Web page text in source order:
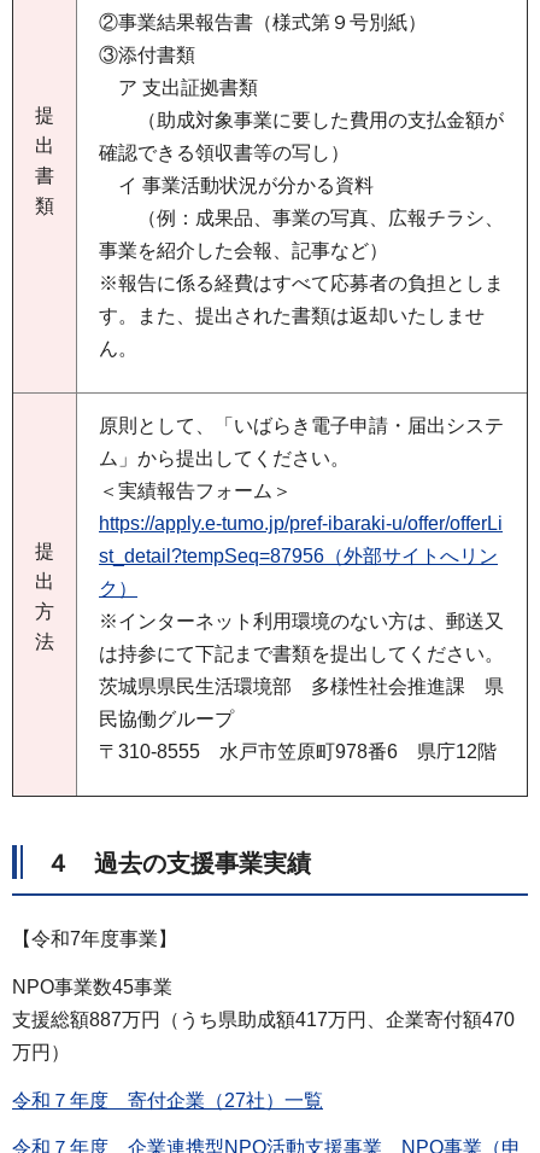
提
出
書
類
②事業結果報告書（様式第９号別紙）
③添付書類
ア 支出証拠書類
（助成対象事業に要した費用の支払金額が
確認できる領収書等の写し）
イ 事業活動状況が分かる資料
（例：成果品、事業の写真、広報チラシ、
事業を紹介した会報、記事など）
※報告に係る経費はすべて応募者の負担としま
す。また、提出された書類は返却いたしませ
ん。
提
出
方
法
原則として、「いばらき電子申請・届出システ
ム」から提出してください。
＜実績報告フォーム＞
https://apply.e-tumo.jp/pref-ibaraki-u/offer/offerLi
st_detail?tempSeq=87956（外部サイトへリン
ク）
※インターネット利用環境のない方は、郵送又
は持参にて下記まで書類を提出してください。
茨城県県民生活環境部 多様性社会推進課 県
民協働グループ
〒310-8555 水戸市笠原町978番6 県庁12階
４ 過去の支援事業実績
【令和7年度事業】
NPO事業数45事業
支援総額887万円（うち県助成額417万円、企業寄付額470
万円）
令和７年度 寄付企業（27社）一覧
令和７年度 企業連携型NPO活動支援事業 NPO事業（申